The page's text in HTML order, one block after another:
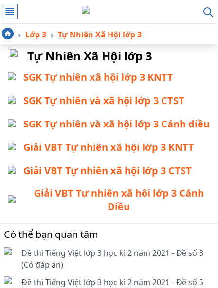
Lớp 3 Tự Nhiên Xã Hội lớp 3
Tự Nhiên Xã Hội lớp 3
SGK Tự nhiên xã hội lớp 3 KNTT
SGK Tự nhiên và xã hội lớp 3 CTST
SGK Tự nhiên và xã hội lớp 3 Cánh diều
Giải VBT Tự nhiên xã hội lớp 3 KNTT
Giải VBT Tự nhiên xã hội lớp 3 CTST
Giải VBT Tự nhiên xã hội lớp 3 Cánh
Diều
Có thể bạn quan tâm
Đề thi Tiếng Việt lớp 3 học kì 2 năm 2021 - Đề số 3
(Có đáp án)
Đề thi Tiếng Việt lớp 3 học kì 2 năm 2021 - Đề số 5